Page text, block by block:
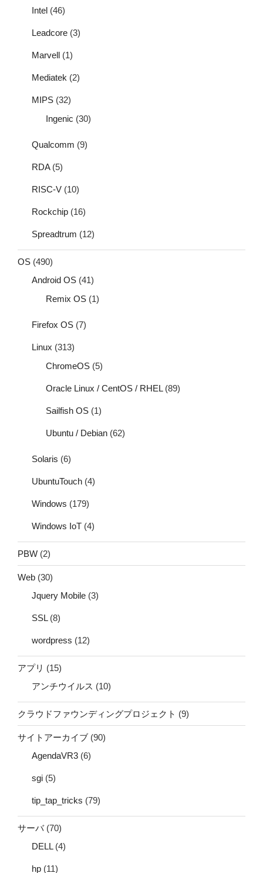
Intel (46)
Leadcore (3)
Marvell (1)
Mediatek (2)
MIPS (32)
Ingenic (30)
Qualcomm (9)
RDA(5)
RISC-V (10)
Rockchip (16)
Spreadtrum (12)
OS (490)
Android OS (41)
Remix OS (1)
Firefox OS (7)
Linux (313)
ChromeOS (5)
Oracle Linux / CentOS / RHEL(89)
Sailfish OS (1)
Ubuntu / Debian (62)
Solaris (6)
UbuntuTouch (4)
Windows (179)
Windows IoT (4)
PBW (2)
Web (30)
Jquery Mobile (3)
SSL(8)
wordpress (12)
アプリ (15)
アンチウイルス (10)
クラウドファウンディングプロジェクト (9)
サイトアーカイブ (90)
AgendaVR3 (6)
sgi (5)
tip_tap_tricks (79)
サーバ(70)
DELL(4)
hp (11)